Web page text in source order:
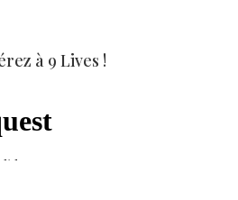
à 9 Lives !